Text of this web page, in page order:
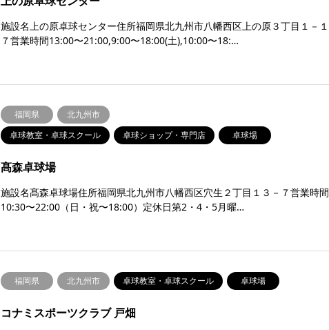
施設名上の原卓球センター住所福岡県北九州市八幡西区上の原３丁目１－１
７営業時間13:00〜21:00,9:00〜18:00(土),10:00〜18:…
福岡県
北九州市
卓球教室・卓球スクール
卓球ショップ・専門店 卓球場
髙森卓球場
施設名髙森卓球場住所福岡県北九州市八幡西区穴生２丁目１３－７営業時間
10:30〜22:00（日・祝〜18:00）定休日第2・4・5月曜…
福岡県 北九州市 卓球教室・卓球スクール 卓球場
コナミスポーツクラブ 戸畑